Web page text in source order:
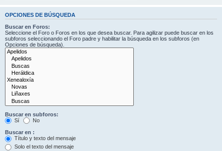
OPCIONES DE BÚSQUEDA
Buscar en Foros:
Seleccione el Foro o Foros en los que desea buscar. Para agilizar puede buscar en los
subforos seleccionando el Foro padre y habilitar la búsqueda en los subforos (en
Opciones de búsqueda).
Buscar en subforos:
Sí
No
Buscar en :
Título y texto del mensaje
Solo el texto del mensaje